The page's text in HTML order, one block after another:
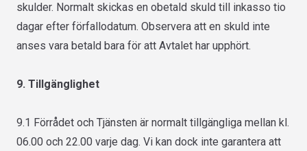
skulder. Normalt skickas en obetald skuld till inkasso tio
dagar efter förfallodatum. Observera att en skuld inte
anses vara betald bara för att Avtalet har upphört.
9. Tillgänglighet
9.1 Förrådet och Tjänsten är normalt tillgängliga mellan kl.
06.00 och 22.00 varje dag. Vi kan dock inte garantera att